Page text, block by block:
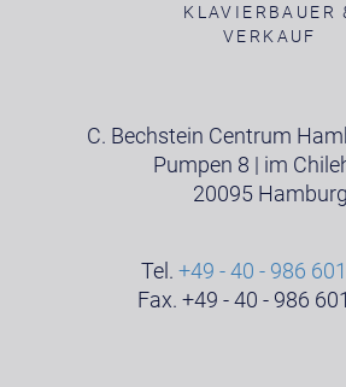
KLAVIERBAUER
VERKAUF
C. Bechstein Centrum
Pumpen 8 | im
20095 Hamburg
Tel. +49 - 40 - 986
Fax. +49 - 40 - 986